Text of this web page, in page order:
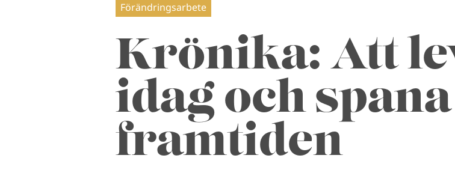
Förändringsarbete
Krönika: Att
idag och
framtiden